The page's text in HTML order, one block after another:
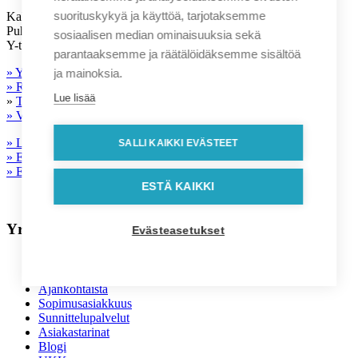
Kalevantie 7, 33100 Tampere kolibri(a)suomenkolibri.fi
Puh. (03) 345 45 000
Y-tunnus: 0833183-2
» Yhteystiedot
» Rekisteriseloste
» Toimitusehdot
» Vastuullisuus
» Laatu- ja ympäristöpolitiikka
» Eettinen ohjeistus toimittajille
» Evästeasetukset
Yrityksille
Ajankohtaista
Sopimusasiakkuus
Sunnittelupalvelut
Asiakastarinat
Blogi
suorituskykyä ja käyttöä, tarjotaksemme
sosiaalisen median ominaisuuksia sekä
parantaaksemme ja räätälöidäksemme sisältöä
ja mainoksia.
Lue lisää
SALLI KAIKKI EVÄSTEET
ESTÄ KAIKKI
Evästeasetukset